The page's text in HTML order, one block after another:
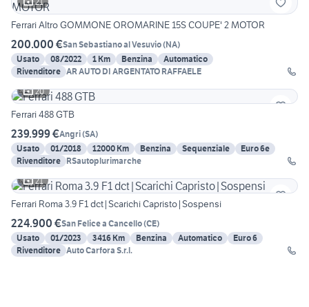
Ferrari Altro GOMMONE OROMARINE 15S COUPE' 2 MOTOR
200.000 €San Sebastiano al Vesuvio(NA)
Usato
08/2022 1 Km Benzina
Automatico
Rivenditore AR AUTO DI ARGENTATO RAFFAELE
20
Ferrari 488 GTB
239.999 €Angri(SA)
Usato
01/2018 12000 Km Benzina Sequenziale
Euro 6e
Rivenditore RSautoplurimarche
21
Ferrari Roma 3.9 F1 dct|Scarichi Capristo|Sospensi
224.900 €San Felice a Cancello(CE)
Usato
01/2023 3416 Km Benzina Automatico
Euro 6
Rivenditore Auto Carfora S.r.l.